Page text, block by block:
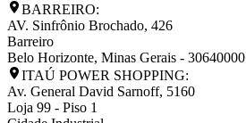
BARREIRO:
AV. Sinfrônio Brochado, 426
Barreiro
Belo Horizonte, Minas Gerais - 30640000
ITAÚ POWER SHOPPING:
Av. General David Sarnoff, 5160
Loja 99 - Piso 1